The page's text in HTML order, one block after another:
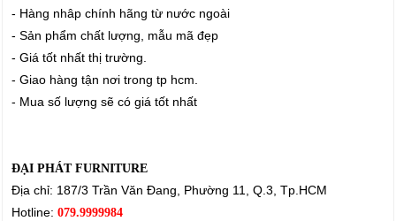
- Hàng nhâp chính hãng từ nước ngoài
- Sản phẩm chất lượng, mẫu mã đẹp
- Giá tốt nhất thị trường.
- Giao hàng tận nơi trong tp hcm.
- Mua số lượng sẽ có giá tốt nhất
ĐẠI PHÁT FURNITURE
Địa chỉ: 187/3 Trần Văn Đang, Phường 11, Q.3, Tp.HCM
Hotline:079.9999984